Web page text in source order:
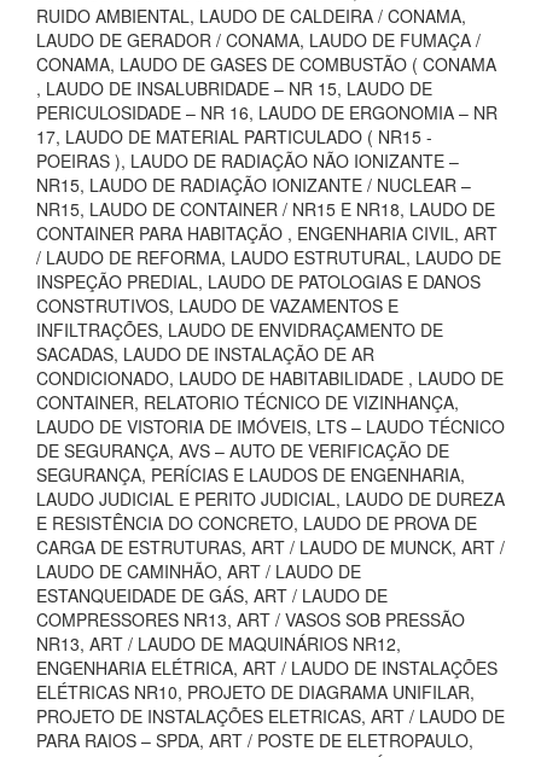
RUIDO AMBIENTAL, LAUDO DE CALDEIRA / CONAMA,
LAUDO DE GERADOR / CONAMA, LAUDO DE FUMAÇA /
CONAMA, LAUDO DE GASES DE COMBUSTÃO ( CONAMA
, LAUDO DE INSALUBRIDADE – NR 15, LAUDO DE
PERICULOSIDADE – NR 16, LAUDO DE ERGONOMIA – NR
17, LAUDO DE MATERIAL PARTICULADO ( NR15 -
POEIRAS ), LAUDO DE RADIAÇÃO NÃO IONIZANTE –
NR15, LAUDO DE RADIAÇÃO IONIZANTE / NUCLEAR –
NR15, LAUDO DE CONTAINER / NR15 E NR18, LAUDO DE
CONTAINER PARA HABITAÇÃO , ENGENHARIA CIVIL, ART
/ LAUDO DE REFORMA, LAUDO ESTRUTURAL, LAUDO DE
INSPEÇÃO PREDIAL, LAUDO DE PATOLOGIAS E DANOS
CONSTRUTIVOS, LAUDO DE VAZAMENTOS E
INFILTRAÇÕES, LAUDO DE ENVIDRAÇAMENTO DE
SACADAS, LAUDO DE INSTALAÇÃO DE AR
CONDICIONADO, LAUDO DE HABITABILIDADE , LAUDO DE
CONTAINER, RELATORIO TÉCNICO DE VIZINHANÇA,
LAUDO DE VISTORIA DE IMÓVEIS, LTS – LAUDO TÉCNICO
DE SEGURANÇA, AVS – AUTO DE VERIFICAÇÃO DE
SEGURANÇA, PERÍCIAS E LAUDOS DE ENGENHARIA,
LAUDO JUDICIAL E PERITO JUDICIAL, LAUDO DE DUREZA
E RESISTÊNCIA DO CONCRETO, LAUDO DE PROVA DE
CARGA DE ESTRUTURAS, ART / LAUDO DE MUNCK, ART /
LAUDO DE CAMINHÃO, ART / LAUDO DE
ESTANQUEIDADE DE GÁS, ART / LAUDO DE
COMPRESSORES NR13, ART / VASOS SOB PRESSÃO
NR13, ART / LAUDO DE MAQUINÁRIOS NR12,
ENGENHARIA ELÉTRICA, ART / LAUDO DE INSTALAÇÕES
ELÉTRICAS NR10, PROJETO DE DIAGRAMA UNIFILAR,
PROJETO DE INSTALAÇÕES ELETRICAS, ART / LAUDO DE
PARA RAIOS – SPDA, ART / POSTE DE ELETROPAULO,